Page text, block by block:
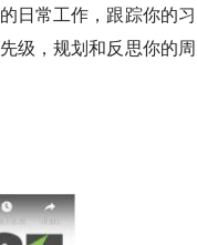
日常工作，跟踪你的习
级，规划和反思你的周